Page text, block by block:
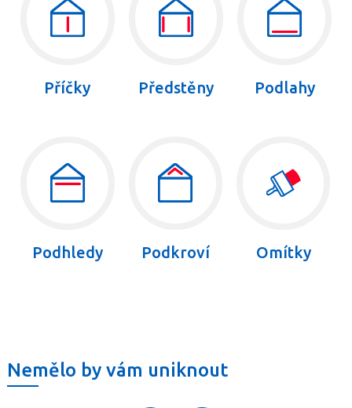
Příčky Předstěny Podlahy
Podhledy Podkroví Omítky
Nemělo by vám uniknout